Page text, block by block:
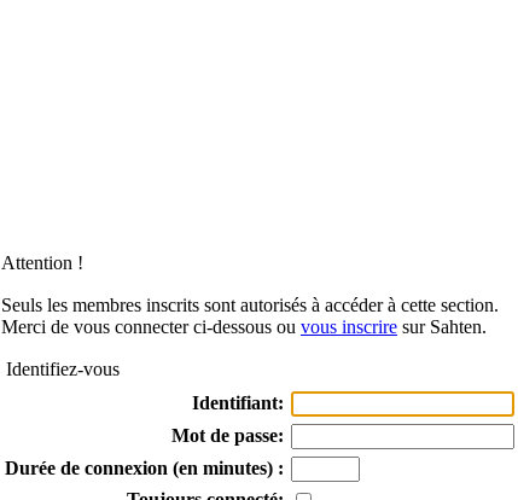
Attention !
Seuls les membres inscrits sont autorisés à accéder à cette section.
Merci de vous connecter ci-dessous ou vous inscrire sur Sahten.
Identifiez-vous
Identifiant:
Mot de passe:
Durée de connexion (en minutes) :